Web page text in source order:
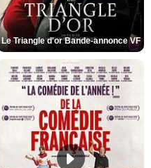
Le Triangle d'or Bande-annonce VF